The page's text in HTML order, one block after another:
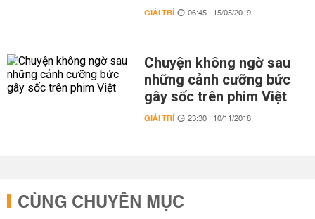
GIẢI TRÍ 06:45 | 15/05/2019
Chuyện không ngờ sau
những cảnh cưỡng bức
gây sốc trên phim Việt
GIẢI TRÍ 23:30 | 10/11/2018
CÙNG CHUYÊN MỤC